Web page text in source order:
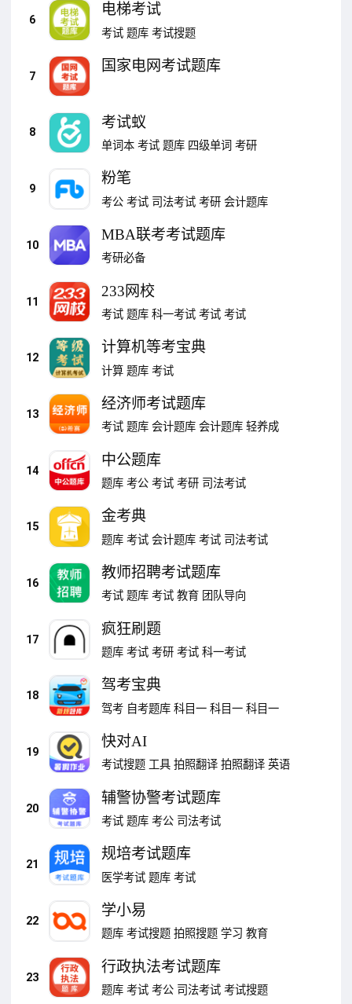
6
电梯考试
考试 题库 考试搜题
7
国家电网考试题库
8
考试蚁
单词本 考试 题库 四级单词 考研
9
粉笔
考公 考试 司法考试 考研 会计题库
10
MBA联考考试题库
考研必备
11
233网校
考试 题库 科一考试 考试 考试
12
计算机等考宝典
计算 题库 考试
13
经济师考试题库
考试 题库 会计题库 会计题库 轻养成
14
中公题库
题库 考公 考试 考研 司法考试
15
金考典
题库 考试 会计题库 考试 司法考试
16
教师招聘考试题库
考试 题库 考试 教育 团队导向
17
疯狂刷题
题库 考试 考研 考试 科一考试
18
驾考宝典
驾考 自考题库 科目一 科目一 科目一
19
快对AI
考试搜题 工具 拍照翻译 拍照翻译 英语
20
辅警协警考试题库
考试 题库 考公 司法考试
21
规培考试题库
医学考试 题库 考试
22
学小易
题库 考试搜题 拍照搜题 学习 教育
23
行政执法考试题库
题库 考试 考公 司法考试 考试搜题